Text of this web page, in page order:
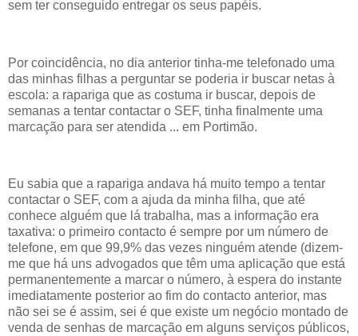
sem ter conseguido entregar os seus papéis.
Por coincidência, no dia anterior tinha-me telefonado uma
das minhas filhas a perguntar se poderia ir buscar netas à
escola: a rapariga que as costuma ir buscar, depois de
semanas a tentar contactar o SEF, tinha finalmente uma
marcação para ser atendida ... em Portimão.
Eu sabia que a rapariga andava há muito tempo a tentar
contactar o SEF, com a ajuda da minha filha, que até
conhece alguém que lá trabalha, mas a informação era
taxativa: o primeiro contacto é sempre por um número de
telefone, em que 99,9% das vezes ninguém atende (dizem-
me que há uns advogados que têm uma aplicação que está
permanentemente a marcar o número, à espera do instante
imediatamente posterior ao fim do contacto anterior, mas
não sei se é assim, sei é que existe um negócio montado de
venda de senhas de marcação em alguns serviços públicos,